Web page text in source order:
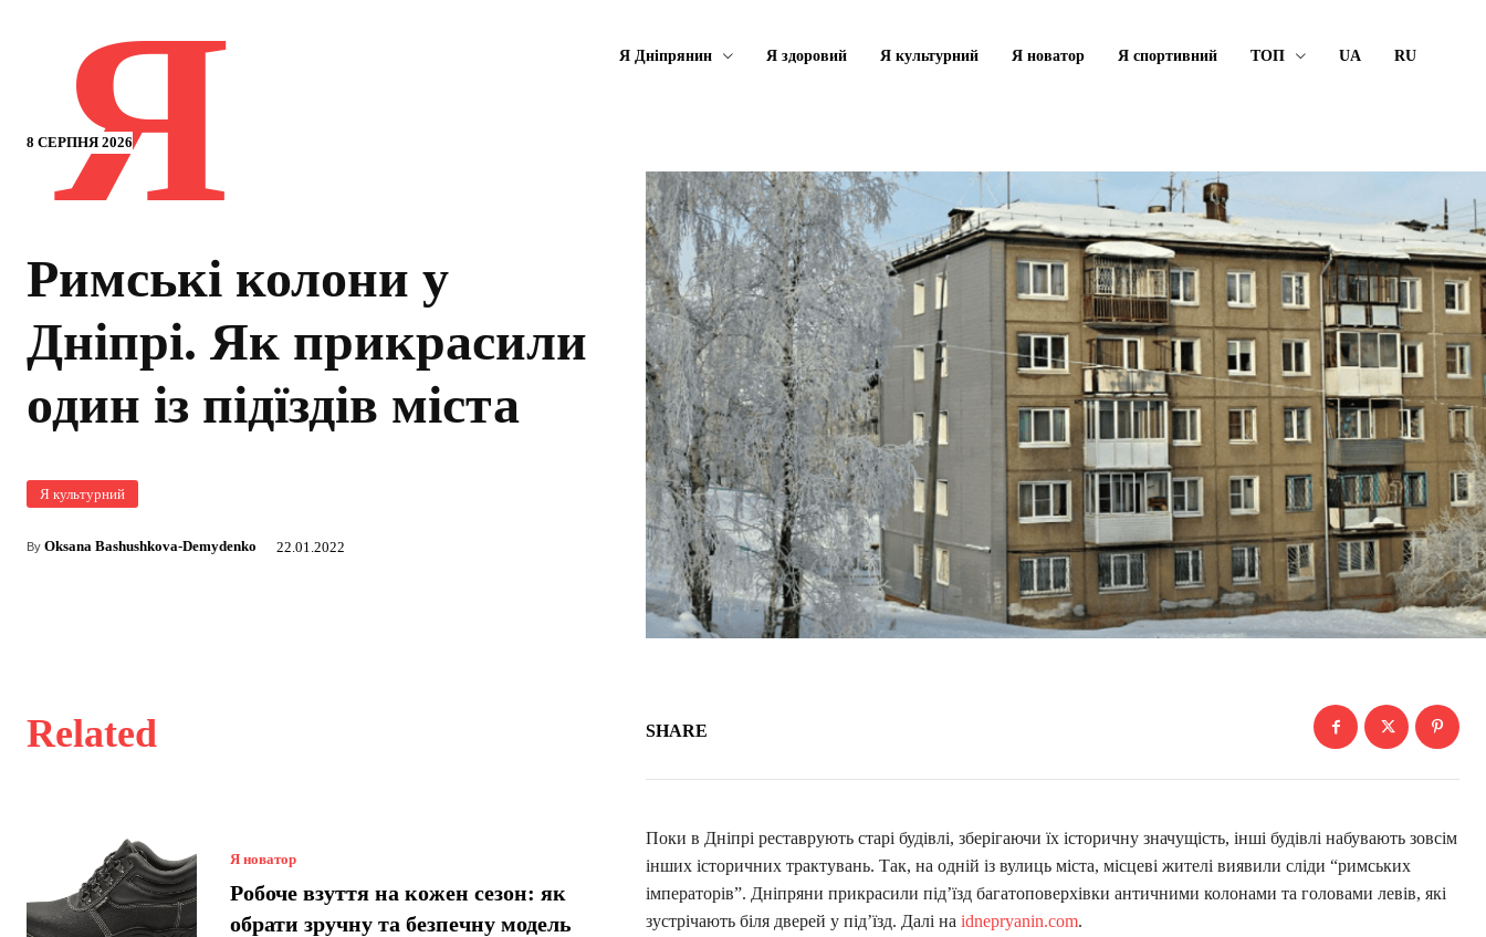
8 СЕРПНЯ 2026
Я Я Дніпрянин Я здоровий Я культурний Я новатор Я спортивний ТОП UA RU
Римські колони у
Дніпрі. Як прикрасили
один із підїздів міста
Я культурний
By Oksana Bashushkova-Demydenko 22.01.2022
Related
Я новатор
Робоче взуття на кожен сезон: як
обрати зручну та безпечну модель
SHARE
Поки в Дніпрі реставрують старі будівлі, зберігаючи їх історичну значущість, інші будівлі набувають зовсім
інших історичних трактувань. Так, на одній із вулиць міста, місцеві жителі виявили сліди “римських
імператорів”. Дніпряни прикрасили під’їзд багатоповерхівки античними колонами та головами левів, які
зустрічають біля дверей у під’їзд. Далі на idnepryanin.com.